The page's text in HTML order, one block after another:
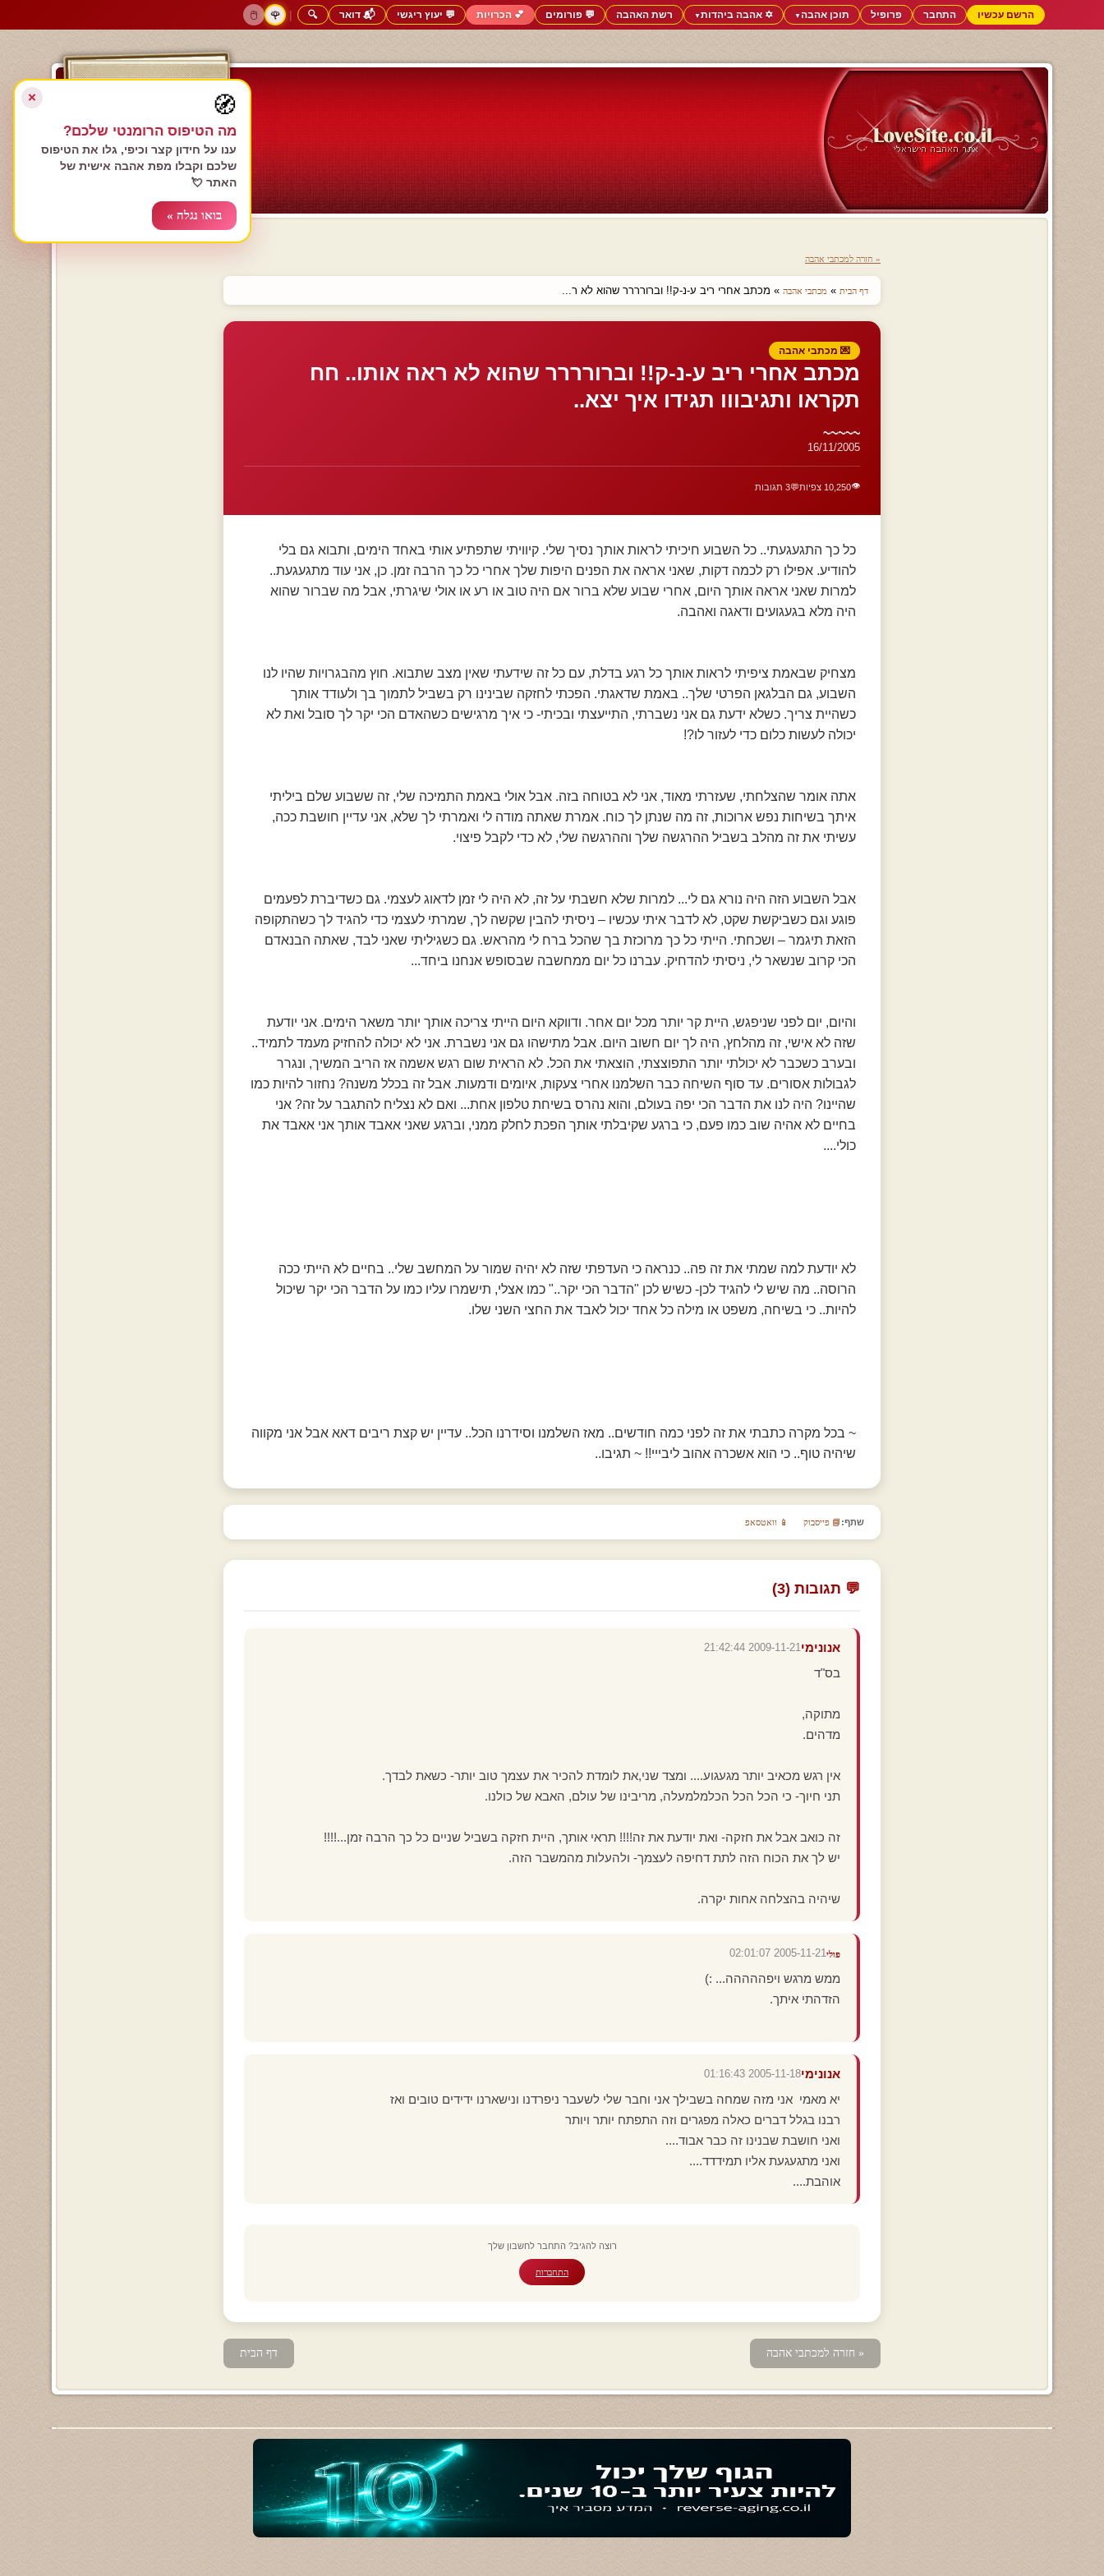
הרשם עכשיו התחבר פרופיל תוכן אהבה▼ ✡️ אהבה ביהדות▼ רשת האהבה 💬 פורומים 💕 הכרויות 💬 יעוץ ריגשי 📬 דואר 🔍
|
🌹
🖱️
הרשם עכשיו
התחבר
« חזרה למכתבי אהבה
דף הבית » מכתבי אהבה » מכתב אחרי ריב ע-נ-ק!! וברורררר שהוא לא ר...
💌 מכתבי אהבה
מכתב אחרי ריב ע-נ-ק!! וברורררר שהוא לא ראה אותו.. חח
תקראו ותגיבווו תגידו איך יצא..
~~~~~
16/11/2005
👁️10,250 צפיות 💬3 תגובות
כל כך התגעגעתי.. כל השבוע חיכיתי לראות אותך נסיך שלי. קיוויתי שתפתיע אותי באחד הימים, ותבוא גם בלי
להודיע. אפילו רק לכמה דקות, שאני אראה את הפנים היפות שלך אחרי כל כך הרבה זמן. כן, אני עוד מתגעגעת..
למרות שאני אראה אותך היום, אחרי שבוע שלא ברור אם היה טוב או רע או אולי שיגרתי, אבל מה שברור שהוא
היה מלא בגעגועים ודאגה ואהבה.
מצחיק שבאמת ציפיתי לראות אותך כל רגע בדלת, עם כל זה שידעתי שאין מצב שתבוא. חוץ מהבגרויות שהיו לנו
השבוע, גם הבלגאן הפרטי שלך.. באמת שדאגתי. הפכתי לחזקה שבינינו רק בשביל לתמוך בך ולעודד אותך
כשהיית צריך. כשלא ידעת גם אני נשברתי, התייעצתי ובכיתי- כי איך מרגישים כשהאדם הכי יקר לך סובל ואת לא
יכולה לעשות כלום כדי לעזור לו?!
אתה אומר שהצלחתי, שעזרתי מאוד, אני לא בטוחה בזה. אבל אולי באמת התמיכה שלי, זה ששבוע שלם ביליתי
איתך בשיחות נפש ארוכות, זה מה שנתן לך כוח. אמרת שאתה מודה לי ואמרתי לך שלא, אני עדיין חושבת ככה,
עשיתי את זה מהלב בשביל ההרגשה שלך וההרגשה שלי, לא כדי לקבל פיצוי.
אבל השבוע הזה היה נורא גם לי... למרות שלא חשבתי על זה, לא היה לי זמן לדאוג לעצמי. גם כשדיברת לפעמים
פוגע וגם כשביקשת שקט, לא לדבר איתי עכשיו – ניסיתי להבין שקשה לך, שמרתי לעצמי כדי להגיד לך כשהתקופה
הזאת תיגמר – ושכחתי. הייתי כל כך מרוכזת בך שהכל ברח לי מהראש. גם כשגיליתי שאני לבד, שאתה הבנאדם
הכי קרוב שנשאר לי, ניסיתי להדחיק. עברנו כל יום ממחשבה שבסופש אנחנו ביחד...
והיום, יום לפני שניפגש, היית קר יותר מכל יום אחר. ודווקא היום הייתי צריכה אותך יותר משאר הימים. אני יודעת
שזה לא אישי, זה מהלחץ, היה לך יום חשוב היום. אבל מתישהו גם אני נשברת. אני לא יכולה להחזיק מעמד לתמיד..
ובערב כשכבר לא יכולתי יותר התפוצצתי, הוצאתי את הכל. לא הראית שום רגש אשמה אז הריב המשיך, ונגרר
לגבולות אסורים. עד סוף השיחה כבר השלמנו אחרי צעקות, איומים ודמעות. אבל זה בכלל משנה? נחזור להיות כמו
שהיינו? היה לנו את הדבר הכי יפה בעולם, והוא נהרס בשיחת טלפון אחת... ואם לא נצליח להתגבר על זה? אני
בחיים לא אהיה שוב כמו פעם, כי ברגע שקיבלתי אותך הפכת לחלק ממני, וברגע שאני אאבד אותך אני אאבד את
כולי....
לא יודעת למה שמתי את זה פה.. כנראה כי העדפתי שזה לא יהיה שמור על המחשב שלי.. בחיים לא הייתי ככה
הרוסה.. מה שיש לי להגיד לכן- כשיש לכן "הדבר הכי יקר.." כמו אצלי, תישמרו עליו כמו על הדבר הכי יקר שיכול
להיות.. כי בשיחה, משפט או מילה כל אחד יכול לאבד את החצי השני שלו.
~ בכל מקרה כתבתי את זה לפני כמה חודשים.. מאז השלמנו וסידרנו הכל.. עדיין יש קצת ריבים דאא אבל אני מקווה
שיהיה טוף.. כי הוא אשכרה אהוב ליבייי!! ~ תגיבו..
שתף: 📘 פייסבוק 📱 וואטסאפ
💬 תגובות (3)
אנונימי2009-11-21 21:42:44
בס"ד
מתוקה,
מדהים.
אין רגש מכאיב יותר מגעגוע.... ומצד שני,את לומדת להכיר את עצמך טוב יותר- כשאת לבדך.
תני חיוך- כי הכל הכל הכלמלמעלה, מריבינו של עולם, האבא של כולנו.
זה כואב אבל את חזקה- ואת יודעת את זה!!!! תראי אותך, היית חזקה בשביל שניים כל כך הרבה זמן...!!!!
יש לך את הכוח הזה לתת דחיפה לעצמך- ולהעלות מהמשבר הזה.
שיהיה בהצלחה אחות יקרה.
פולי2005-11-21 02:01:07
ממש מרגש ויפההההה... :)
הזדהתי איתך.
אנונימי2005-11-18 01:16:43
יא מאמי אני מזה שמחה בשבילך אני וחבר שלי לשעבר ניפרדנו ונישארנו ידידים טובים ואז
רבנו בגלל דברים כאלה מפגרים וזה התפתח יותר ויותר
ואני חושבת שבנינו זה כבר אבוד....
ואני מתגעגעת אליו תמידדד....
אוהבת....
רוצה להגיב? התחבר לחשבון שלך
התחברות
« חזרה למכתבי אהבה דף הבית